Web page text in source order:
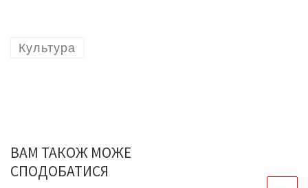
Культура
ВАМ ТАКОЖ МОЖЕ
СПОДОБАТИСЯ